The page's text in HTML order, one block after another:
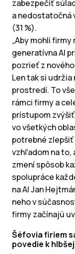
zabezpečiť
a
(31 %).
„Aby mohli
generatívna AI
pozrieť z
Len tak si
prostredí. To
rámci firmy a
prístupom
vo všetkých
potrebné
vzhľadom na to,
zmení spôsob
spolupráce
na AI Jan
neho v
firmy začínajú
Šéfovia firiem
povedie k